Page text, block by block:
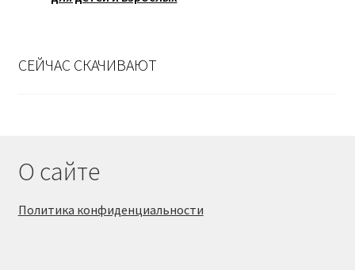
СЕЙЧАС СКАЧИВАЮТ
О сайте
Политика конфиденциальности